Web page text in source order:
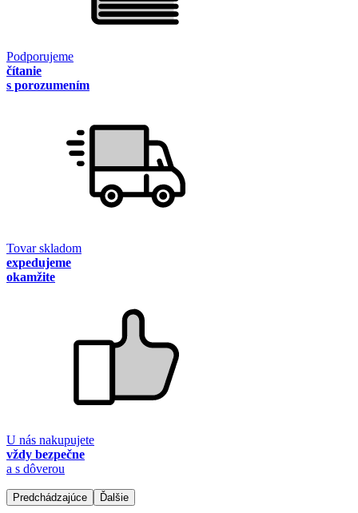
Podporujeme
čítanie
s porozumením
Tovar skladom
expedujeme
okamžite
U nás nakupujete
vždy bezpečne
a s dôverou
Predchádzajúce Ďalšie